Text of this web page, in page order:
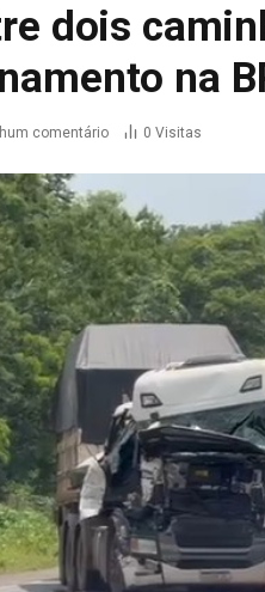
dois
na
comentário 0 Visitas